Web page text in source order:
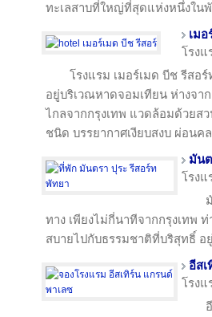
ทะเลสาบที่ใหญ่ที่สุดแห่งหนึ่งใน
เมอ
โรง
โรงแรม เมอร์เมด บีช รีสอ
อยู่บริเวณหาดจอมเทียน ห่างจา
ไกลจากกรุงเทพ แวดล้อมด้วยส
ชนิด บรรยากาศเงียบสงบ ผ่อนค
มัน
โรง
ทาง เพียงไม่กี่นาทีจากกรุงเทพ
สบายไปกับธรรมชาติที่บริสุทธิ์ อ
อีส
โรง